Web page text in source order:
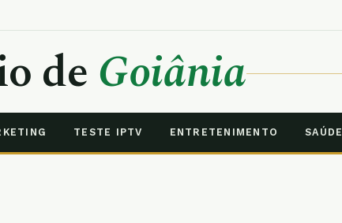
deGoiânia
TESTE IPTV ENTRETENIMENTO SAÚDE